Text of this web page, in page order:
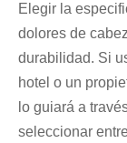
Elegir la
dolores de
durabilidad. Si
hotel o un
lo guiará a
seleccionar